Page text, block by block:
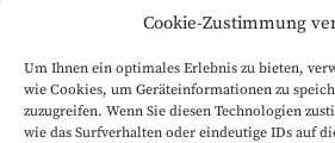
Cookie-Zustimmung
Um Ihnen ein optimales Erlebnis zu bieten,
wie Cookies, um Geräteinformationen zu
zuzugreifen. Wenn Sie diesen Technologien
wie das Surfverhalten oder eindeutige IDs auf
Social Media
Facebook